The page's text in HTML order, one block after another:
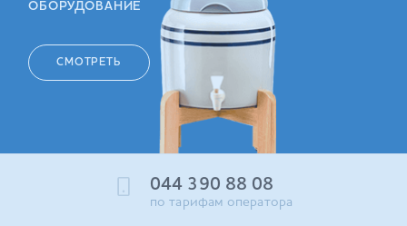
ОБОРУДОВАНИЕ
СМОТРЕТЬ
044 390 88 08
по тарифам оператора